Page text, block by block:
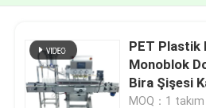
PET Plastik
Monoblok
Bira Şişesi
MOQ：1 takım